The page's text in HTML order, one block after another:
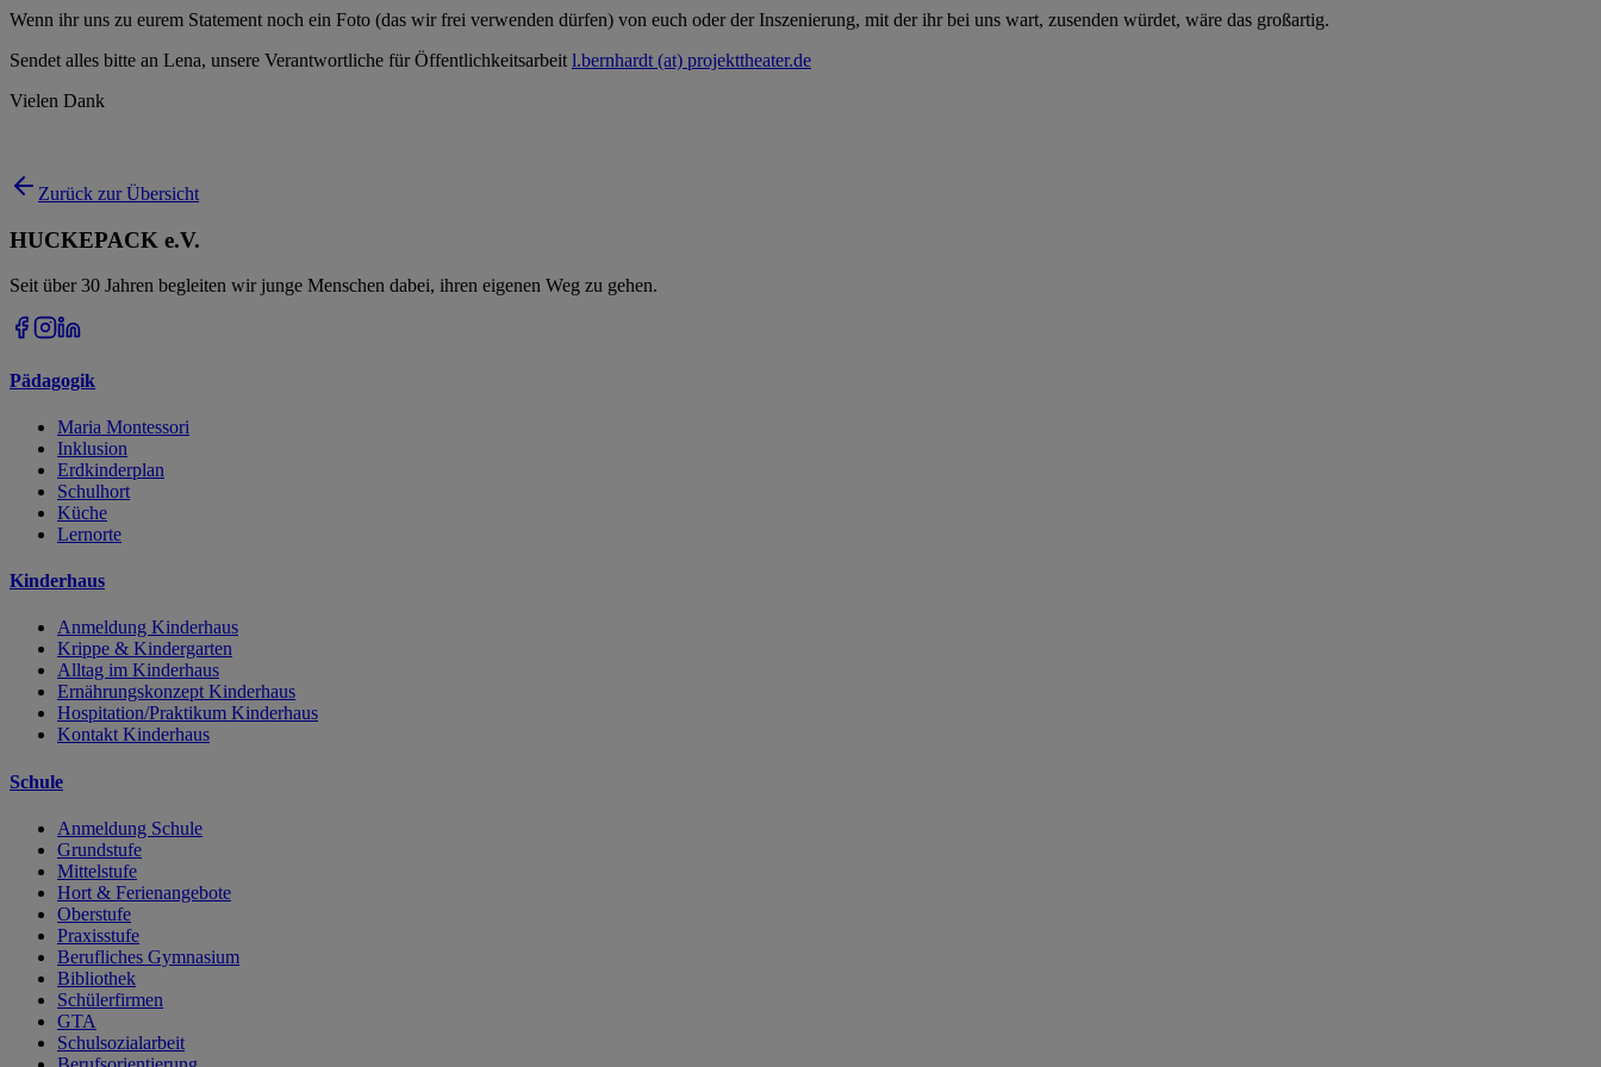
Wenn ihr uns zu eurem Statement noch ein Foto (das wir frei verwenden dürfen) von euch oder der Inszenierung, mit der ihr bei uns wart, zusenden würdet, wäre das großartig.
Sendet alles bitte an Lena, unsere Verantwortliche für Öffentlichkeitsarbeit l.bernhardt (at) projekttheater.de
Vielen Dank
Zurück zur Übersicht
HUCKEPACK e.V.
Seit über 30 Jahren begleiten wir junge Menschen dabei, ihren eigenen Weg zu gehen.
Pädagogik
Maria Montessori
Inklusion
Erdkinderplan
Schulhort
Küche
Lernorte
Kinderhaus
Anmeldung Kinderhaus
Krippe & Kindergarten
Alltag im Kinderhaus
Ernährungskonzept Kinderhaus
Hospitation/Praktikum Kinderhaus
Kontakt Kinderhaus
Schule
Anmeldung Schule
Grundstufe
Mittelstufe
Hort & Ferienangebote
Oberstufe
Praxisstufe
Berufliches Gymnasium
Bibliothek
Schülerfirmen
GTA
Schulsozialarbeit